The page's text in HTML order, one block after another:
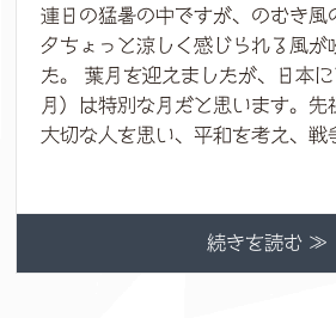
連日の猛暑の中ですが、のむき風
夕ちょっと涼しく感じられる風が
た。 葉月を迎えましたが、日本
月）は特別な月だと思います。先
大切な人を思い、平和を考え、
続きを読む ≫